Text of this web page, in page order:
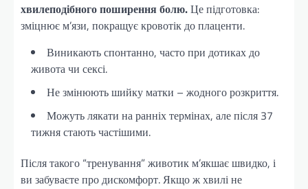
хвилеподібного поширення болю.Це підготовка:
зміцнює м’язи, покращує кровотік до плаценти.
Виникають спонтанно, часто при дотиках до
живота чи сексі.
Не змінюють шийку матки – жодного розкриття.
Можуть лякати на ранніх термінах, але після 37
тижня стають частішими.
Після такого “тренування” животик м’якшає швидко, і
ви забуваєте про дискомфорт. Якщо ж хвилі не